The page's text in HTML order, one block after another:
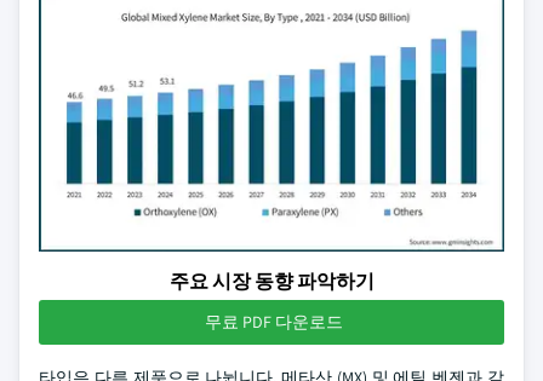
주요 시장 동향 파악하기
무료 PDF 다운로드